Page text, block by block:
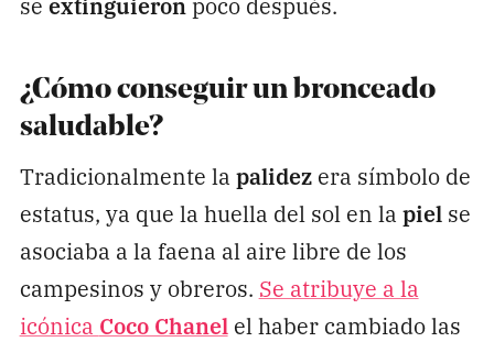
¿Cómo conseguir un bronceado
saludable?
Tradicionalmente la palidezera símbolo de
estatus, ya que la huella del sol en la pielse
asociaba a la faena al aire libre de los
campesinos y obreros. Se atribuye a la
icónica Coco Chanelel haber cambiado las